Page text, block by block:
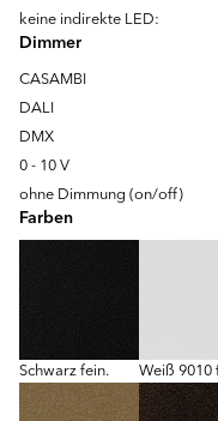
keine indirekte LED:
Dimmer
CASAMBI
DALI
DMX
0 - 10 V
ohne Dimmung (on/off)
Farben
Schwarz fein. Weiß 9010